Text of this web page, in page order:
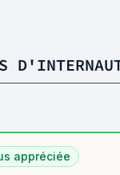
appréciée